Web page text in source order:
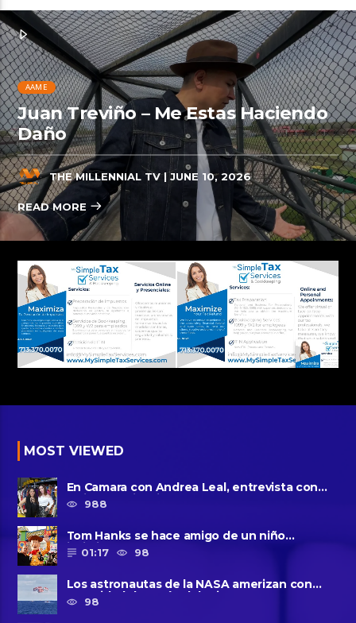
AAME
Juan Treviño – Me Estas Haciendo
Daño
THE MILLENNIAL TV| JUNE 10, 2026
READ MORE
MOST VIEWED
En Camara con Andrea Leal, entrevista con
Majo Cornejo, Cirque Du ......
988
Tom Hanks se hace amigo de un niño
intimidado de 8 años llamado ......
01:17 98
Los astronautas de la NASA amerizan con
seguridad después del primer ......
98